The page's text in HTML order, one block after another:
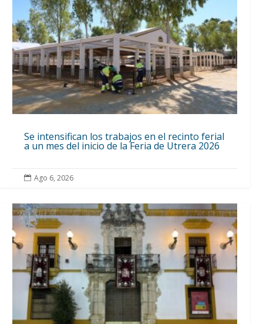
Se intensifican los trabajos en el recinto ferial
a un mes del inicio de la Feria de Utrera 2026
 Ago 6, 2026